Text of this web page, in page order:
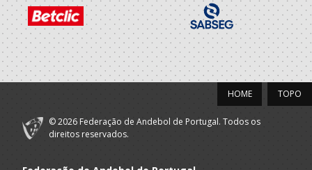
Leiria A
Praia
ASSOCIAÇÃO
DESPORTIVA
TÁTÁSI TEAM/
NAZARÉ BHT - AP
Seniores F - And. Praia
A.A. Viseu
AD - ACADEMIA
ANDEBOL SÃO
Seniores F
2022/23
TOPO
HOME
© 2026 Federação de Andebol de Portugal. Todos os
direitos reservados.